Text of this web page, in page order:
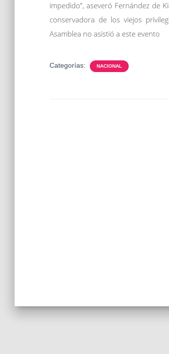
impedido”, aseveró Fernández de
conservadora de los viejos
Asamblea no asistió a este evento
Categorías: NACIONAL